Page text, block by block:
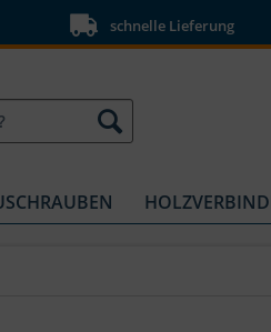
schnelle Lieferung